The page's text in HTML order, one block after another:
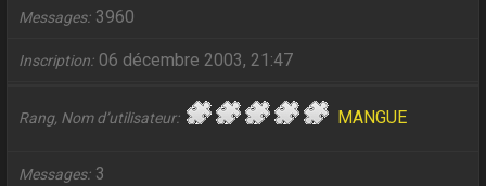
Messages 3960
Inscription 06 décembre 2003, 21:47
Rang, Nom d’utilisateur MANGUE
Messages 3